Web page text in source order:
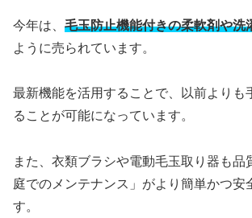
今年は、 毛玉防止機能付きの柔軟剤や洗
ように売られています。
最新機能を活用することで、以前よりも
ることが可能になっています。
また、衣類ブラシや電動毛玉取り器も品
庭でのメンテナンス」がより簡単かつ安
す。